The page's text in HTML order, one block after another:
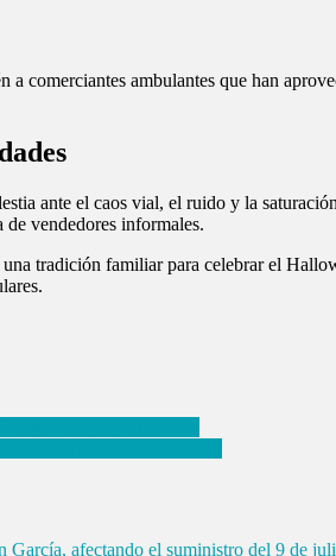
a comerciantes ambulantes que han
ante el caos vial, el ruido y la
vendedores informales.
tradición familiar para celebrar el